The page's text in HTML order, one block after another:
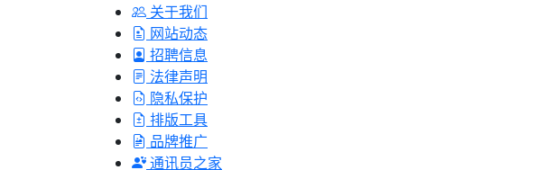
关于我们
网站动态
招聘信息
法律声明
隐私保护
排版工具
品牌推广
通讯员之家